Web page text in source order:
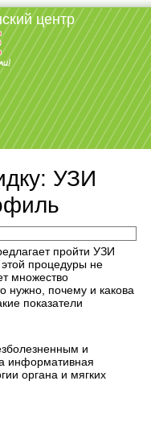
центр
УЗИ
пройти УЗИ
процедуры не
множество
нужно, почему и какова
показатели
и
информативная
органа и мягких